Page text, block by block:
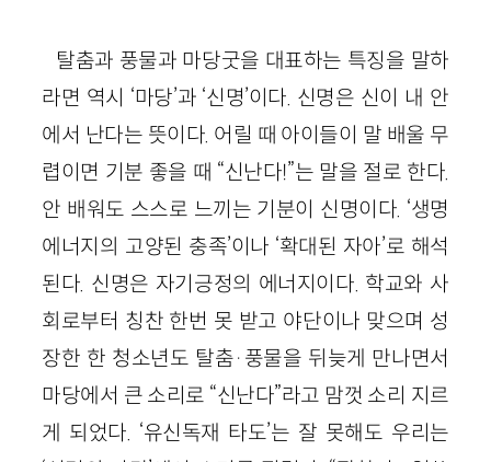
탈춤과 풍물과 마당굿을 대표하는 특징을 말하
라면 역시 ‘마당’과 ‘신명’이다. 신명은 신이 내 안
에서 난다는 뜻이다. 어릴 때 아이들이 말 배울 무
렵이면 기분 좋을 때 “신난다!”는 말을 절로 한다.
안 배워도 스스로 느끼는 기분이 신명이다. ‘생명
에너지의 고양된 충족’이나 ‘확대된 자아’로 해석
된다. 신명은 자기긍정의 에너지이다. 학교와 사
회로부터 칭찬 한번 못 받고 야단이나 맞으며 성
장한 한 청소년도 탈춤·풍물을 뒤늦게 만나면서
마당에서 큰 소리로 “신난다”라고 맘껏 소리 지르
게 되었다. ‘유신독재 타도’는 잘 못해도 우리는